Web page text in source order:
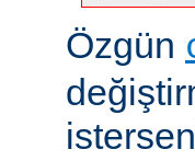
Özgün